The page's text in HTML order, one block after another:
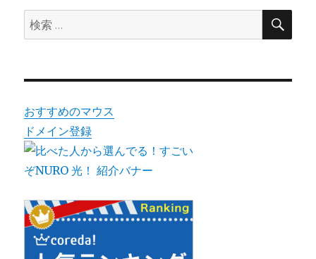
ン
検
索:
検
おすすめのマウス
ドメイン登録